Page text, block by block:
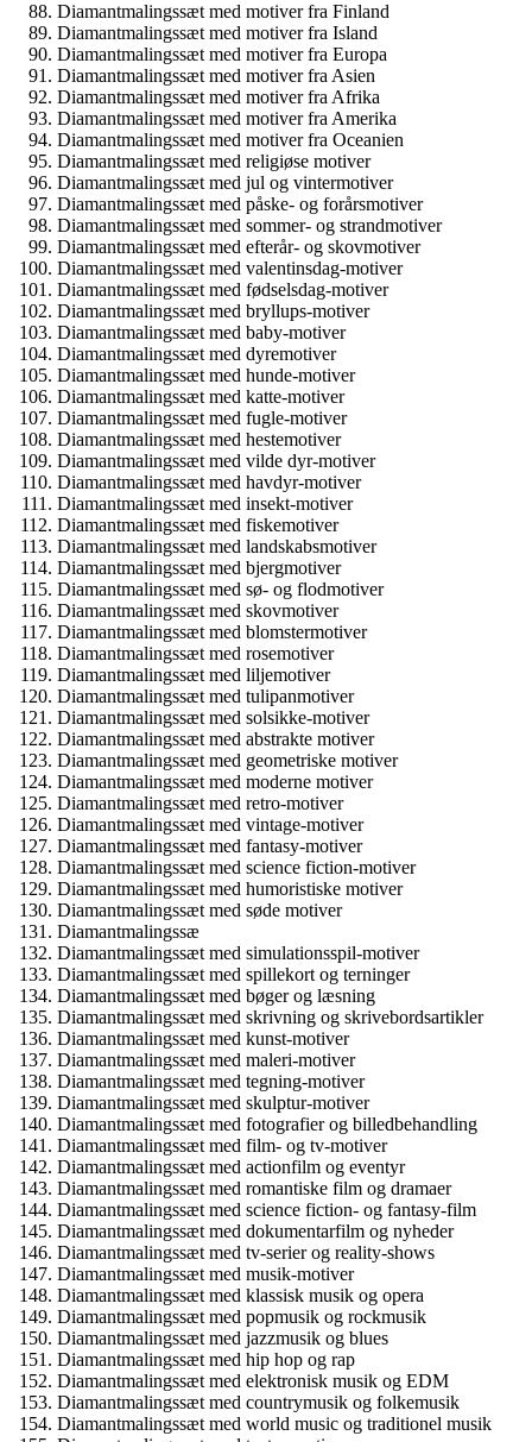
Diamantmalingssæt med motiver fra Finland
Diamantmalingssæt med motiver fra Island
Diamantmalingssæt med motiver fra Europa
Diamantmalingssæt med motiver fra Asien
Diamantmalingssæt med motiver fra Afrika
Diamantmalingssæt med motiver fra Amerika
Diamantmalingssæt med motiver fra Oceanien
Diamantmalingssæt med religiøse motiver
Diamantmalingssæt med jul og vintermotiver
Diamantmalingssæt med påske- og forårsmotiver
Diamantmalingssæt med sommer- og strandmotiver
Diamantmalingssæt med efterår- og skovmotiver
Diamantmalingssæt med valentinsdag-motiver
Diamantmalingssæt med fødselsdag-motiver
Diamantmalingssæt med bryllups-motiver
Diamantmalingssæt med baby-motiver
Diamantmalingssæt med dyremotiver
Diamantmalingssæt med hunde-motiver
Diamantmalingssæt med katte-motiver
Diamantmalingssæt med fugle-motiver
Diamantmalingssæt med hestemotiver
Diamantmalingssæt med vilde dyr-motiver
Diamantmalingssæt med havdyr-motiver
Diamantmalingssæt med insekt-motiver
Diamantmalingssæt med fiskemotiver
Diamantmalingssæt med landskabsmotiver
Diamantmalingssæt med bjergmotiver
Diamantmalingssæt med sø- og flodmotiver
Diamantmalingssæt med skovmotiver
Diamantmalingssæt med blomstermotiver
Diamantmalingssæt med rosemotiver
Diamantmalingssæt med liljemotiver
Diamantmalingssæt med tulipanmotiver
Diamantmalingssæt med solsikke-motiver
Diamantmalingssæt med abstrakte motiver
Diamantmalingssæt med geometriske motiver
Diamantmalingssæt med moderne motiver
Diamantmalingssæt med retro-motiver
Diamantmalingssæt med vintage-motiver
Diamantmalingssæt med fantasy-motiver
Diamantmalingssæt med science fiction-motiver
Diamantmalingssæt med humoristiske motiver
Diamantmalingssæt med søde motiver
Diamantmalingssæ
Diamantmalingssæt med simulationsspil-motiver
Diamantmalingssæt med spillekort og terninger
Diamantmalingssæt med bøger og læsning
Diamantmalingssæt med skrivning og skrivebordsartikler
Diamantmalingssæt med kunst-motiver
Diamantmalingssæt med maleri-motiver
Diamantmalingssæt med tegning-motiver
Diamantmalingssæt med skulptur-motiver
Diamantmalingssæt med fotografier og billedbehandling
Diamantmalingssæt med film- og tv-motiver
Diamantmalingssæt med actionfilm og eventyr
Diamantmalingssæt med romantiske film og dramaer
Diamantmalingssæt med science fiction- og fantasy-film
Diamantmalingssæt med dokumentarfilm og nyheder
Diamantmalingssæt med tv-serier og reality-shows
Diamantmalingssæt med musik-motiver
Diamantmalingssæt med klassisk musik og opera
Diamantmalingssæt med popmusik og rockmusik
Diamantmalingssæt med jazzmusik og blues
Diamantmalingssæt med hip hop og rap
Diamantmalingssæt med elektronisk musik og EDM
Diamantmalingssæt med countrymusik og folkemusik
Diamantmalingssæt med world music og traditionel musik